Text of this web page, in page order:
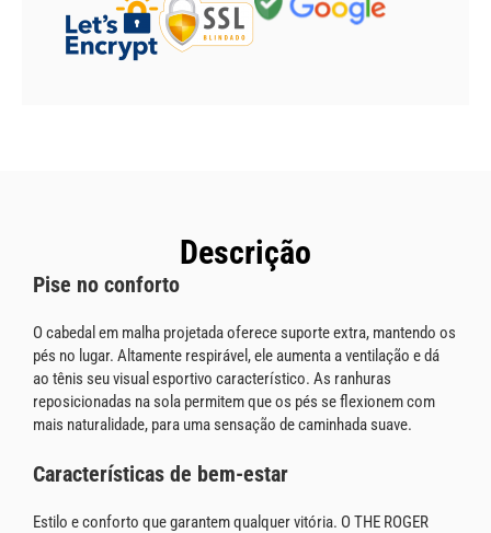
Descrição
Pise no conforto
O cabedal em malha projetada oferece suporte extra, mantendo os
pés no lugar. Altamente respirável, ele aumenta a ventilação e dá
ao tênis seu visual esportivo característico. As ranhuras
reposicionadas na sola permitem que os pés se flexionem com
mais naturalidade, para uma sensação de caminhada suave.
Características de bem-estar
Estilo e conforto que garantem qualquer vitória. O THE ROGER